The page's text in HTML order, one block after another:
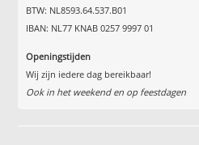
BTW: NL8593.64.537.B01
IBAN: NL77 KNAB 0257 9997 01
Openingstijden
Wij zijn iedere dag bereikbaar!
Ook in het weekend en op feestdagen